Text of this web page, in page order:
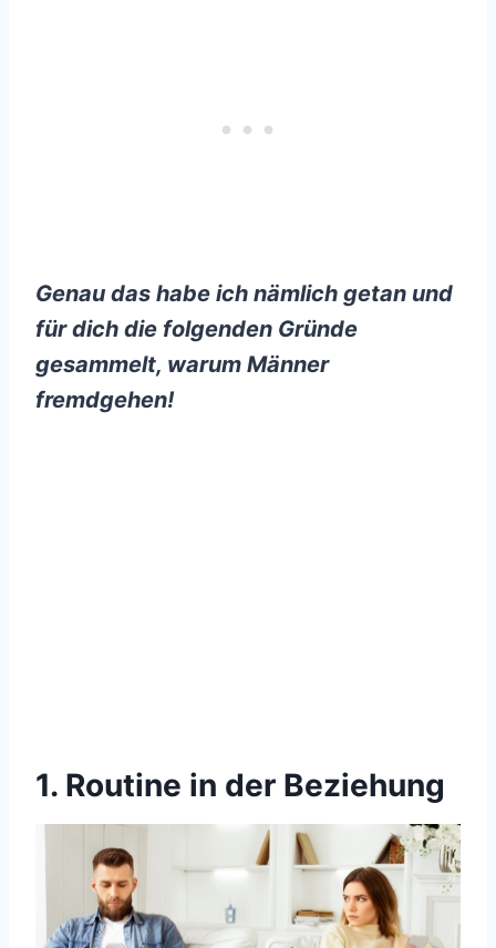
Genau das habe ich nämlich getan und
für dich die folgenden Gründe
gesammelt, warum Männer
fremdgehen!
1. Routine in der Beziehung